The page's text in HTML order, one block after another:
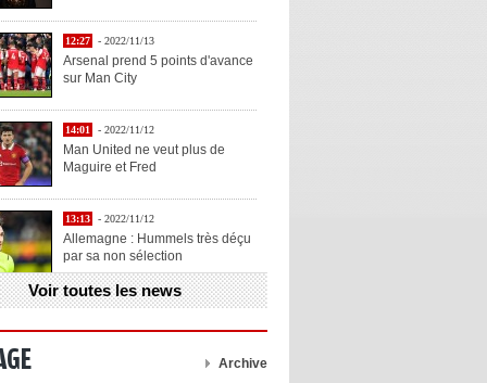
12:27 - 2022/11/13
Arsenal prend 5 points d'avance
sur Man City
14:01 - 2022/11/12
Man United ne veut plus de
Maguire et Fred
13:13 - 2022/11/12
Allemagne : Hummels très déçu
par sa non sélection
13:11 - 2022/11/12
Henry explique la chose qu'il
Voir toutes les news
Archive